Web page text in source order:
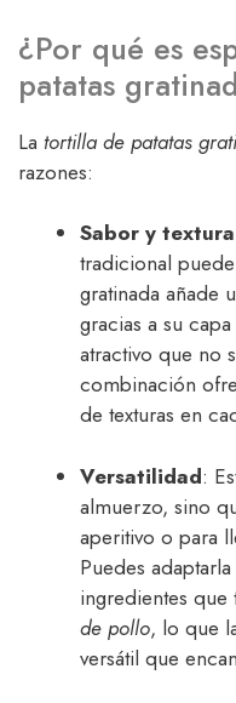
¿Por qué es
patatas
La tortilla de patatas
razones:
Sabor y textura
tradicional
gratinada añade
gracias a su
atractivo que no
combinación
de texturas en
Versatilidad:
almuerzo, sino
aperitivo o para
Puedes
ingredientes
de pollo, lo que
versátil que